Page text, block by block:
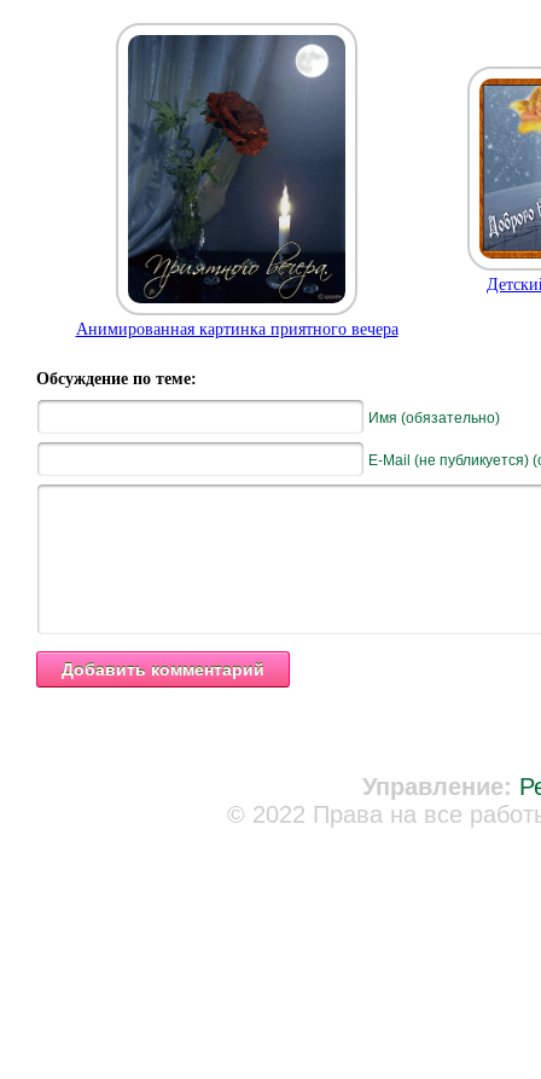
Анимированная картинка приятного вечера
Обсуждение по теме:
Имя (обязательно)
E-Mail (не публикуется)
Управление:
© 2022 Права на все